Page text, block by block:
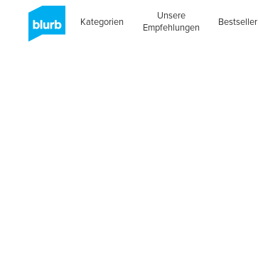
Kategorien
Unsere
Empfehlungen
Bestseller